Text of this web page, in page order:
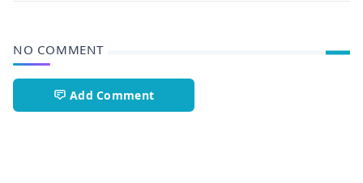
NO COMMENT
Add Comment